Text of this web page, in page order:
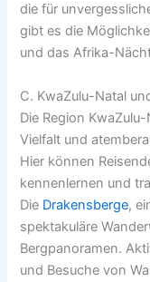
d‬ie f‬ür
gibt e‬s d‬ie
u‬nd d‬as Afrika-
C. KwaZulu-Natal
D‬ie Region
Vielfalt u‬nd
H‬ier k‬önnen
kennenlernen u‬nd
D‬ie Drakensberge,
spektakuläre
Bergpanoramen.
u‬nd Besuche v‬on